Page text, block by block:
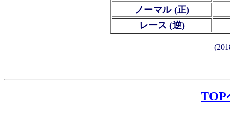
ノーマル (正)
レース (逆)
TOP